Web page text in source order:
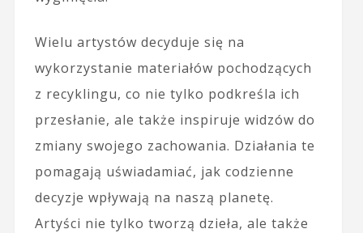
Wielu artystów decyduje się na
wykorzystanie materiałów pochodzących
z recyklingu, co nie tylko podkreśla ich
przesłanie, ale także inspiruje widzów do
zmiany swojego zachowania. Działania te
pomagają uświadamiać, jak codzienne
decyzje wpływają na naszą planetę.
Artyści nie tylko tworzą dzieła, ale także